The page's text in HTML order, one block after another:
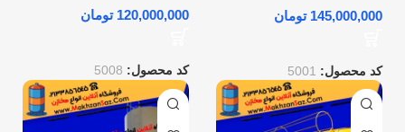
تومان
کد محصول: 5001
تومان
کد محصول: 5008